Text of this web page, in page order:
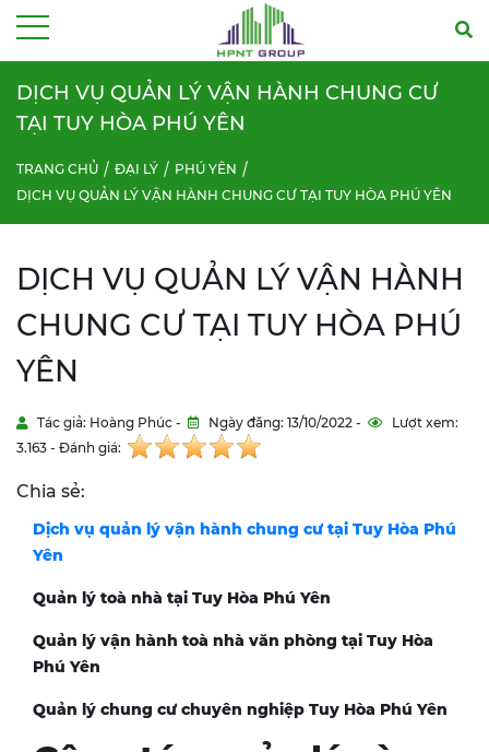
DỊCH VỤ QUẢN LÝ VẬN HÀNH CHUNG CƯ
TẠI TUY HÒA PHÚ YÊN
TRANG CHỦ ĐẠI LÝ
PHÚ YÊN
DỊCH VỤ QUẢN LÝ VẬN HÀNH CHUNG CƯ TẠI TUY HÒA PHÚ YÊN
DỊCH VỤ QUẢN LÝ VẬN HÀNH
CHUNG CƯ TẠI TUY HÒA PHÚ
YÊN
Tác giả: Hoàng Phúc - Ngày đăng: 13/10/2022 -
Lượt xem:
3.163 - Đánh giá:
Chia sẻ:
Dịch vụ quản lý vận hành chung cư tại Tuy Hòa Phú
Yên
Quản lý toà nhà tại Tuy Hòa Phú Yên
Quản lý vận hành toà nhà văn phòng tại Tuy Hòa
Phú Yên
Quản lý chung cư chuyên nghiệp Tuy Hòa Phú Yên